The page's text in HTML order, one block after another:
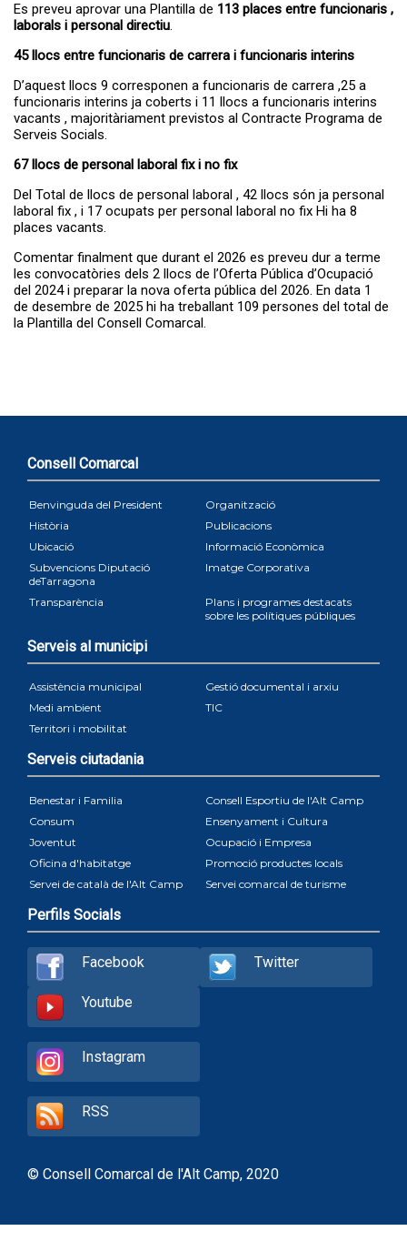
Es preveu aprovar una Plantilla de 113 places entre funcionaris ,
laborals i personal directiu.
45 llocs entre funcionaris de carrera i funcionaris interins
D’aquest llocs 9 corresponen a funcionaris de carrera ,25 a
funcionaris interins ja coberts i 11 llocs a funcionaris interins
vacants , majoritàriament previstos al Contracte Programa de
Serveis Socials.
67 llocs de personal laboral fix i no fix
Del Total de llocs de personal laboral , 42 llocs són ja personal
laboral fix , i 17 ocupats per personal laboral no fix Hi ha 8
places vacants.
Comentar finalment que durant el 2026 es preveu dur a terme
les convocatòries dels 2 llocs de l’Oferta Pública d’Ocupació
del 2024 i preparar la nova oferta pública del 2026. En data 1
de desembre de 2025 hi ha treballant 109 persones del total de
la Plantilla del Consell Comarcal.
Consell Comarcal
Benvinguda del President
Organització
Història
Publicacions
Ubicació
Informació Econòmica
Subvencions Diputació
deTarragona
Imatge Corporativa
Transparència
Plans i programes destacats
sobre les polítiques públiques
Serveis al municipi
Assistència municipal
Gestió documental i arxiu
Medi ambient
TIC
Territori i mobilitat
Serveis ciutadania
Benestar i Familia
Consell Esportiu de l'Alt Camp
Consum
Ensenyament i Cultura
Joventut
Ocupació i Empresa
Oficina d'habitatge
Promoció productes locals
Servei de català de l'Alt Camp
Servei comarcal de turisme
Perfils Socials
Facebook Twitter
Youtube
Instagram
RSS
© Consell Comarcal de l'Alt Camp, 2020